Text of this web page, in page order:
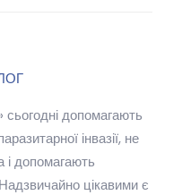
допомагають
інвазії, не
і допомагають
цікавими є